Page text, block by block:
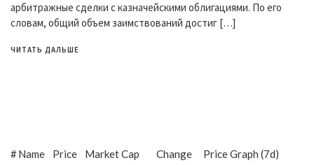
арбитражные сделки с казначейскими облигациями. По его
словам, общий объем заимствований достиг […]
ЧИТАТЬ ДАЛЬШЕ
#Name Price Market Cap Change Price Graph (7d)